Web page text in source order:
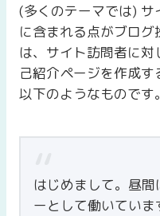
(多くのテーマでは) サ
に含まれる点がブロ
は、サイト訪問者に
己紹介ページを作成
以下のようなものです。
はじめまして。昼
ーとして働いてい